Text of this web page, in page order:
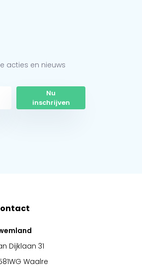
acties en nieuws
Nu
inschrijven
Dijklaan 31
Waalre